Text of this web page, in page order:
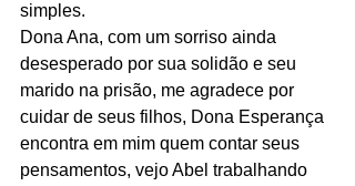
simples.
Dona Ana, com um sorriso ainda
desesperado por sua solidão e seu
marido na prisão, me agradece por
cuidar de seus filhos, Dona Esperança
encontra em mim quem contar seus
pensamentos, vejo Abel trabalhando